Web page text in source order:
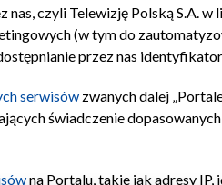
czyli Telewizję Polską S.A. w
(w tym do
przez nas
serwisów zwanych dalej
świadczenie
na Portalu, takie jak adresy